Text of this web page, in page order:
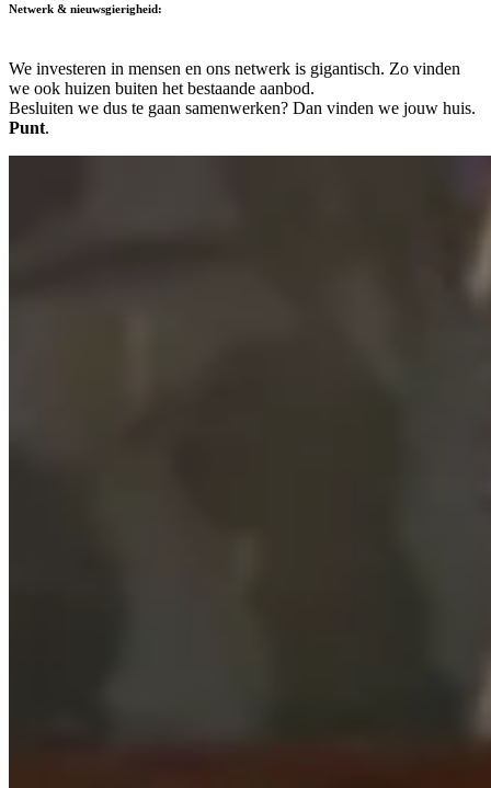
Netwerk & nieuwsgierigheid:
We investeren in mensen en ons netwerk is gigantisch. Zo vinden
we ook huizen buiten het bestaande aanbod.
Besluiten we dus te gaan samenwerken? Dan vinden we jouw huis.
Punt.